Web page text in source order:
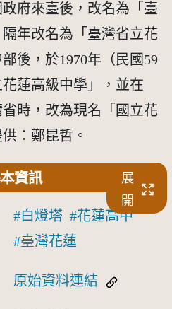
政府來臺後，改名為「臺
年改名為「臺灣省立花
後，於1970年（民國59
蓮高級中學」，並在
時，改為現名「國立花
：鄭昆哲。
資訊
展
開
白燈塔
花蓮高中
臺灣花蓮
原始資料連結